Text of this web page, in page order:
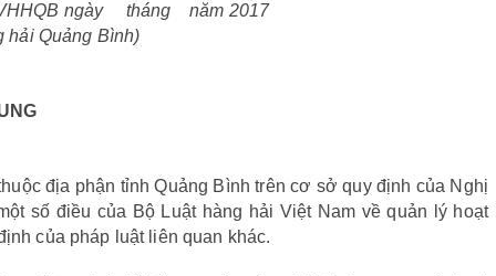
ngày tháng năm 2017
hải Quảng Bình)
địa phận tỉnh Quảng Bình trên cơ sở quy định của Nghị
số điều của Bộ Luật hàng hải Việt Nam về quản lý hoạt
của pháp luật liên quan khác.